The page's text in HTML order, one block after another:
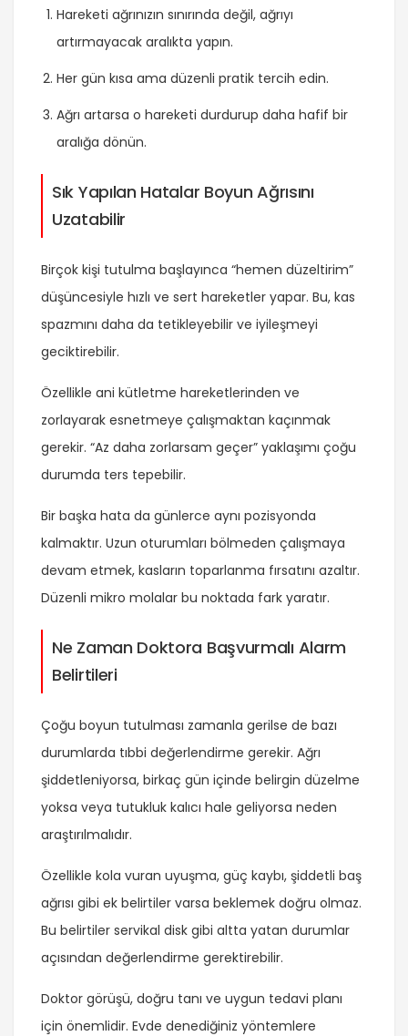
Hareketi ağrınızın sınırında değil, ağrıyı
artırmayacak aralıkta yapın.
Her gün kısa ama düzenli pratik tercih edin.
Ağrı artarsa o hareketi durdurup daha hafif bir
aralığa dönün.
Sık Yapılan Hatalar Boyun Ağrısını
Uzatabilir
Birçok kişi tutulma başlayınca “hemen düzeltirim”
düşüncesiyle hızlı ve sert hareketler yapar. Bu, kas
spazmını daha da tetikleyebilir ve iyileşmeyi
geciktirebilir.
Özellikle ani kütletme hareketlerinden ve
zorlayarak esnetmeye çalışmaktan kaçınmak
gerekir. “Az daha zorlarsam geçer” yaklaşımı çoğu
durumda ters tepebilir.
Bir başka hata da günlerce aynı pozisyonda
kalmaktır. Uzun oturumları bölmeden çalışmaya
devam etmek, kasların toparlanma fırsatını azaltır.
Düzenli mikro molalar bu noktada fark yaratır.
Ne Zaman Doktora Başvurmalı Alarm
Belirtileri
Çoğu boyun tutulması zamanla gerilse de bazı
durumlarda tıbbi değerlendirme gerekir. Ağrı
şiddetleniyorsa, birkaç gün içinde belirgin düzelme
yoksa veya tutukluk kalıcı hale geliyorsa neden
araştırılmalıdır.
Özellikle kola vuran uyuşma, güç kaybı, şiddetli baş
ağrısı gibi ek belirtiler varsa beklemek doğru olmaz.
Bu belirtiler servikal disk gibi altta yatan durumlar
açısından değerlendirme gerektirebilir.
Doktor görüşü, doğru tanı ve uygun tedavi planı
için önemlidir. Evde denediğiniz yöntemlere